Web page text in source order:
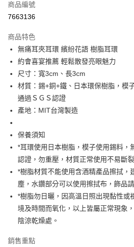
信用卡分期付款
合作金庫商業銀行
華南商業銀行
上海商業儲蓄銀行
國泰世華商業銀行
臺灣中小企業銀行
台中
匯豐（台灣）商業銀行
聯邦商業銀行
元大商業銀行
台新國際商業銀行
台灣樂天信用卡公司
6 期 0 利率 每期
華南商業銀行
上海商業儲蓄銀行
國泰世華商業銀行
兆豐
臺灣中小企業銀行
匯豐（台灣）商業銀行
玉山商業銀行
台新國際商業銀行
中國
台灣樂天信用卡公司
LINE Pay
Apple Pay
街口支付
悠遊付
Google Pay
AFTEE先享後付
相關說明
【關於「AFTEE先享後付」】
AFTEE先享後付是「在收到商品之後才付款」
１．簡單：不需註冊會員、不需綁卡、不需儲
２．便利：只要手機號碼，簡訊認證，即可結
３．安心：先確認商品／服務後，再付款。
１．於結帳方式選擇「AFTEE先享後付」後，
ATM付款
運送方式
付款後全家取貨
商品編號
7663136
商品特色
無痛耳夾耳環 繽紛花語 樹脂耳環
約會喜宴推薦 輕鬆散發亮眼魅力
尺寸：寬3cm、長3cm
材質：錫+銅+鐵、日本環保樹脂，模
通過ＳＧＳ認證
產地：MIT台灣製造
保養須知
*耳環使用日本樹脂，模子使用錫料，
認證，勿重壓，材質正常使用不易斷
*樹脂材質不能使用含酒精產品擦拭，
塵，水鑽部分可以使用擦拭布，飾品
*樹脂勿日曬，因高溫日照出現黏性或
境及時間而氧化，以上皆屬正常現象
陰涼乾燥處。
銷售重點